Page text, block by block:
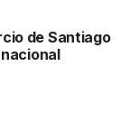
de Asturias y
de Santiago